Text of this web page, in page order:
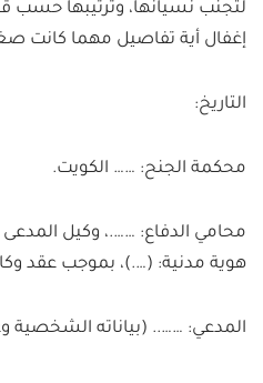
لتجنب نسيانها، وترتيبها حسب
إغفال أية تفاصيل مهما كانت
التاريخ:
محكمة الجنح: …… الكويت.
محامي الدفاع: …….، وكيل
هوية مدنية: (….)، بموجب عقد
المدعي: …….. (بياناته الشخصية